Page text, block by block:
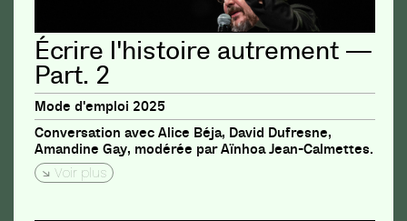
Écrire l'histoire autrement —
Part. 2
Mode d'emploi 2025
Conversation avec Alice Béja, David Dufresne,
Amandine Gay, modérée par Aïnhoa Jean-Calmettes.
Voir plus